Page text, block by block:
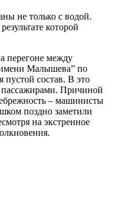
не только с водой.
которой
перегоне между
Малышева” по
пустой состав. В это
пассажирами. Причиной
– машинисты
поздно заметили
на экстренное